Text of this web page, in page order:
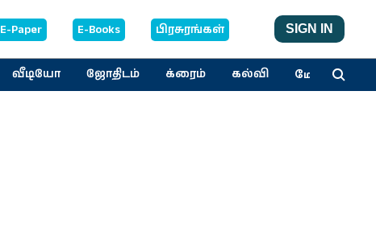
E-Paper E-Books பிரசுரங்கள் SIGN IN
வீடியோ ஜோதிடம் க்ரைம் கல்வி மேலும்